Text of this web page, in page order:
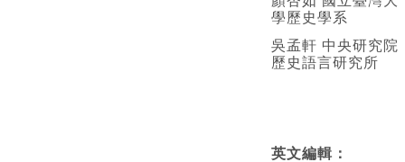
學歷史學系
吳孟軒 中央研究院
歷史語言研究所
英文編輯 ：